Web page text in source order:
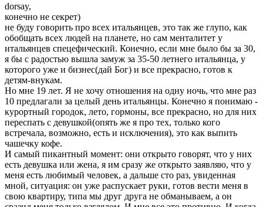
dorsay,
конечно не секрет)
не буду говорить про всех итальянцев, это так же глупо, как
обобщать всех людей на планете, но сам менталитет у
итальянцев спецефический. Конечно, если мне было бы за 30,
я бы с радостью вышла замуж за 35-50 летнего итальянца, у
которого уже и бизнес(дай Бог) и все прекрасно, готов к
детям-внукам.
Но мне 19 лет. Я не хочу отношения на одну ночь, что мне раз
10 предлагали за целый день итальянцы. Конечно я понимаю -
курортный городок, лето, гормоны, все прекрасно, но для них
переспать с девушкой(опять же я про тех, только кого
встречала, возможно, есть и исключения), это как выпить
чашечку кофе.
И самый пикантный момент: они открыто говорят, что у них
есть девушка или жена, я им сразу же открыто заявляю, что у
меня есть любимый человек, а дальше сто раз, увиденная
мной, ситуация: он уже распускает руки, готов вести меня в
свою квартиру, типа мы друг друга не обманываем, а он